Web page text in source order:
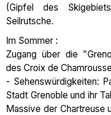
(Gipfel des
Seilrutsche.
Im Sommer :
Zugang über die
des Croix de
- Sehenswürdigkeiten:
Stadt Grenoble und ihr
Massive der Chartreuse